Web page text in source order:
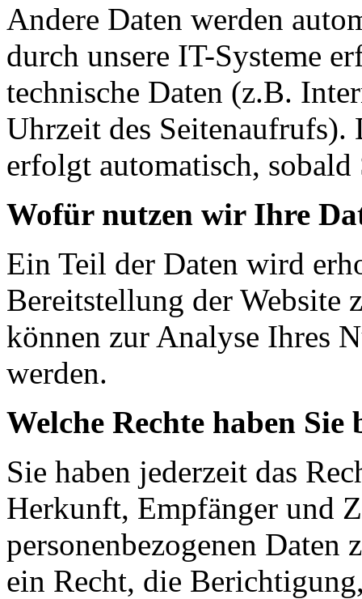
Andere Daten werden
durch unsere IT-Systeme
technische Daten (z.B.
Uhrzeit des Seitenaufrufs).
erfolgt automatisch, sobald
Wofür nutzen wir Ihre
Ein Teil der Daten wird
Bereitstellung der Website
können zur Analyse Ihres
werden.
Welche Rechte haben
Sie haben jederzeit das
Herkunft, Empfänger und
personenbezogenen Daten
ein Recht, die